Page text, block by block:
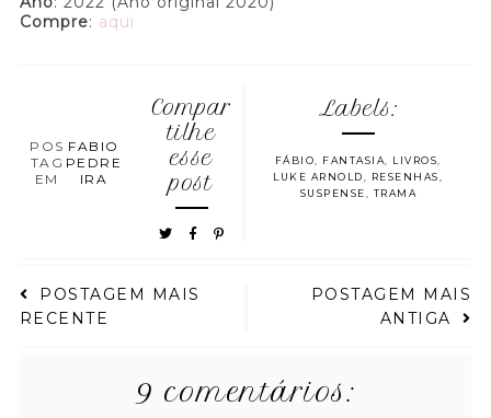
Compre: aqui
POS
TAG
EM
FABIO
PEDRE
IRA
Compar
tilhe
esse
post
Labels:
FÁBIO, FANTASIA, LIVROS,
LUKE ARNOLD, RESENHAS,
SUSPENSE, TRAMA
POSTAGEM MAIS
RECENTE
POSTAGEM MAIS
ANTIGA
9 comentários: